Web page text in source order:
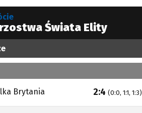
Świata Elity
Brytania 2:4 (0:0, 1:1, 1:3)